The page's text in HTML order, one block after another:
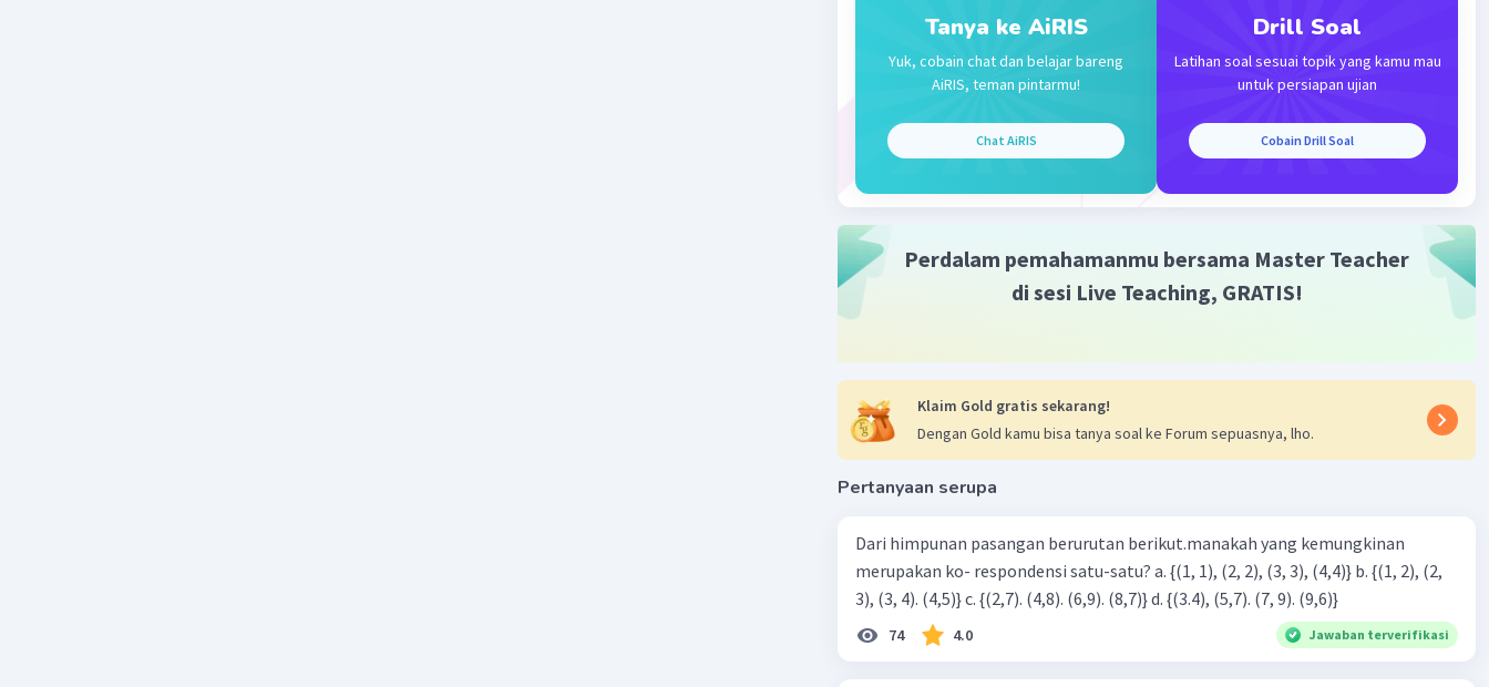
= 7^((-4/3)+(2/3))
= 7^(-2/3)
Jadi, tidak ada pilihan jawaban yang benar.
Beri Rating·0.0 Balas
Tanya ke AiRIS
Yuk, cobain chat dan belajar bareng
AiRIS, teman pintarmu!
Chat AiRIS
Drill Soal
Latihan soal sesuai topik yang kamu mau
untuk persiapan ujian
Cobain Drill Soal
Perdalam pemahamanmu bersama Master Teacher
di sesi Live Teaching, GRATIS!
Klaim Gold gratis sekarang!
Dengan Gold kamu bisa tanya soal ke Forum sepuasnya, lho.
Pertanyaan serupa
Dari himpunan pasangan berurutan berikut.manakah yang kemungkinan
merupakan ko- respondensi satu-satu? a. {(1, 1), (2, 2), (3, 3), (4,4)} b. {(1, 2), (2,
3), (3, 4). (4,5)} c. {(2,7). (4,8). (6,9). (8,7)} d. {(3.4), (5,7). (7, 9). (9,6)}
74 4.0 Jawaban terverifikasi